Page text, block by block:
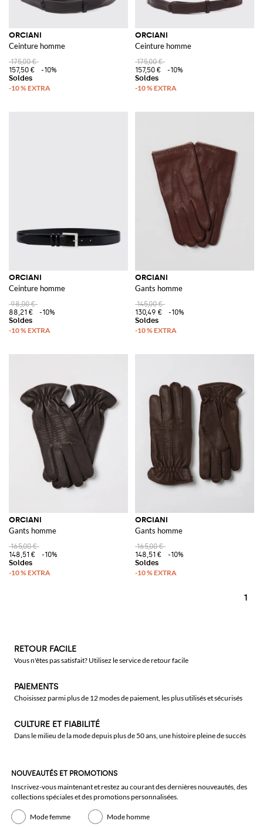
ORCIANI
Ceinture homme
175,00 €
157,50 €
-10%
ORCIANI
Ceinture homme
175,00 €
157,50 €
-10%
ORCIANI
Ceinture homme
98,00 €
88,21 €
-10%
ORCIANI
Gants homme
145,00 €
130,49 €
-10%
ORCIANI
Gants homme
165,00 €
148,51 €
-10%
ORCIANI
Gants homme
165,00 €
148,51 €
-10%
1
RETOUR FACILE
Vous n'êtes pas satisfait? Utilisez le service de retour facile
PAIEMENTS
Choisissez parmi plus de 12 modes de paiement, les plus utilisés et sécurisés
CULTURE ET FIABILITÉ
Dans le milieu de la mode depuis plus de 50 ans, une histoire pleine de succès
NOUVEAUTÉS ET PROMOTIONS
Inscrivez-vous maintenant et restez au courant des dernières nouveautés, des
collections spéciales et des promotions personnalisées.
Mode femme Mode homme